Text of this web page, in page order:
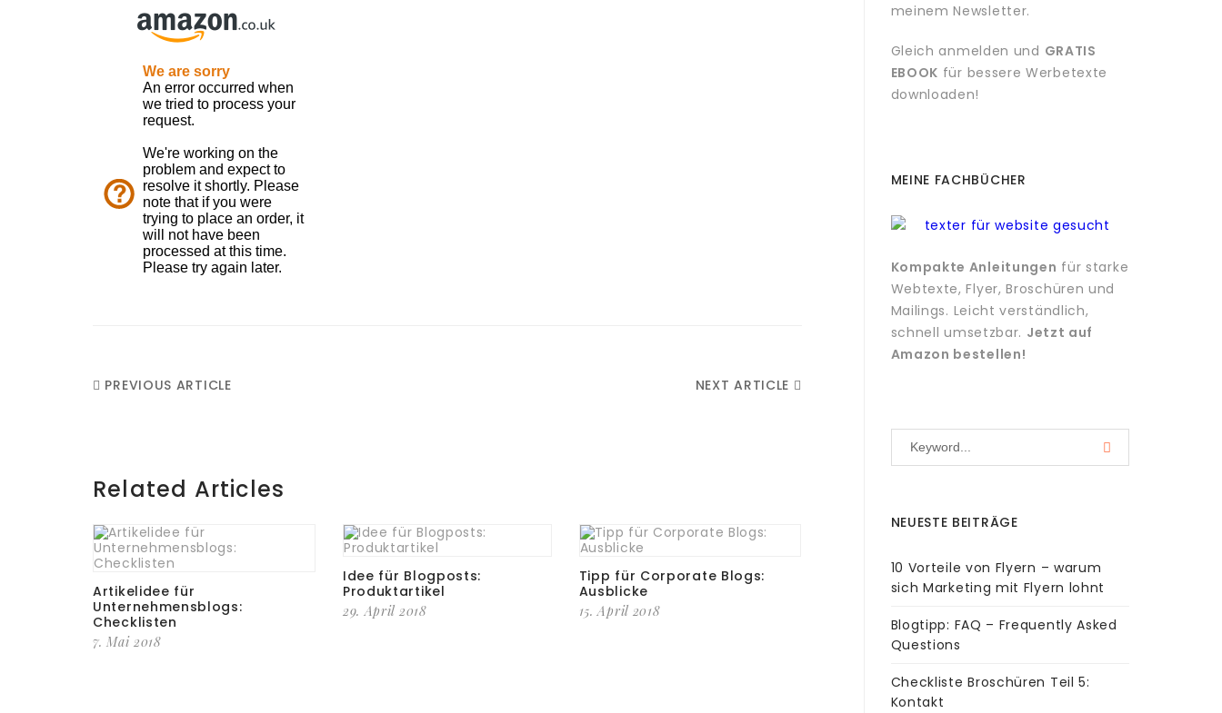
PREVIOUS ARTICLE NEXT ARTICLE
Related Articles
Artikelidee für
Unternehmensblogs:
Checklisten
7. Mai 2018
Idee für Blogposts:
Produktartikel
29. April 2018
Tipp für Corporate Blogs:
Ausblicke
15. April 2018
meinem Newsletter.
Gleich anmelden und GRATIS
EBOOK für bessere Werbetexte
downloaden!
MEINE FACHBÜCHER
Kompakte Anleitungen für starke
Webtexte, Flyer, Broschüren und
Mailings. Leicht verständlich,
schnell umsetzbar. Jetzt auf
Amazon bestellen!
NEUESTE BEITRÄGE
10 Vorteile von Flyern – warum
sich Marketing mit Flyern lohnt
Blogtipp: FAQ – Frequently Asked
Questions
Checkliste Broschüren Teil 5:
Kontakt